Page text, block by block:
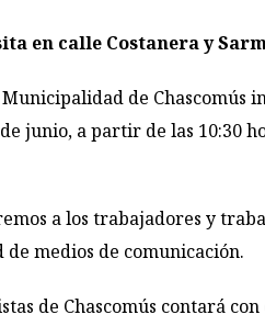
en calle Costanera y
de
junio, a partir de las 10:30
a los trabajadores y
medios de comunicación.
de Chascomús contará